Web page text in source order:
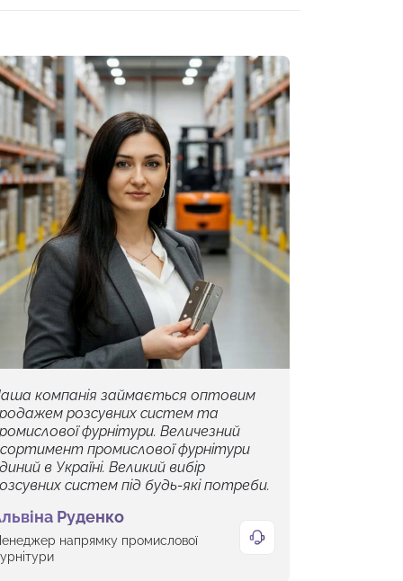
компанія займається оптовим
розсувних систем та
фурнітури. Величезний
промислової фурнітури
в Україні. Великий вибір
систем під будь-які потреби.
Руденко
напрямку промислової